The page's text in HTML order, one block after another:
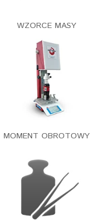
WZORCE MASY
MOMENT OBROTOWY